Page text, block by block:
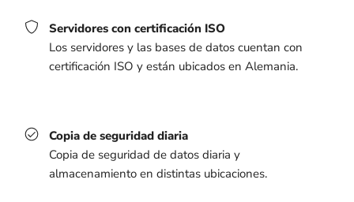
Servidores con certificación ISO
Los servidores y las bases de datos cuentan con
certificación ISO y están ubicados en Alemania.
Copia de seguridad diaria
Copia de seguridad de datos diaria y
almacenamiento en distintas ubicaciones.